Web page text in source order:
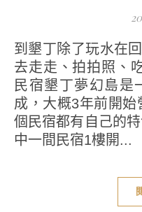
到墾丁除了玩水在回程時終於有個新景點可以
去走走、拍拍照、
民宿墾丁夢幻島是
成，大概3年前開
個民宿都有自己的
中一間民宿1樓開...